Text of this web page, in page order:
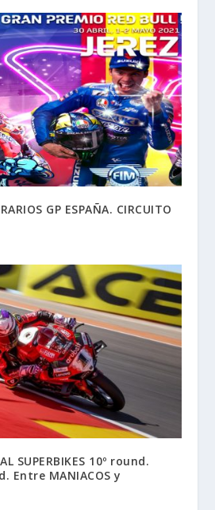
GP ESPAÑA. CIRCUITO
SUPERBIKES 10º round.
Entre MANIACOS y